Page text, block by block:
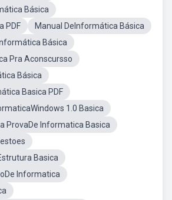
Básica
PDF
Manual DeInformática Básica
Básica
Pra Aconscursso
Básica
Basica PDF
1.0 Basica
ProvaDe Informatica Basica
Basica
Informatica